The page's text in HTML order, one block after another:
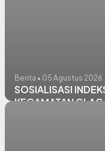
Berita • 05 Agustus 2026
SOSIALISASI
KECAMATAN